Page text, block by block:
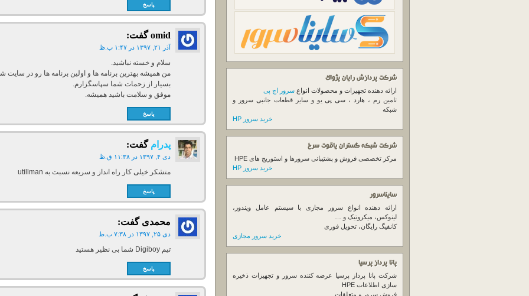
شرکت پردازش رایان پژواک
ارائه دهنده تجهیزات و محصولات انواع سرور اچ پی
تامین رم ، هارد ، سی پی یو و سایر قطعات جانبی سرور و
شبکه
خرید سرور HP
شرکت شبکه گستران یاقوت سرخ
مرکز تخصصی فروش و پشتیبانی سرورها و استوریج های HPE
خرید سرور HP
سایناسرور
ارائه دهنده انواع سرور مجازی با سیستم عامل ویندوز،
لینوکس، میکروتیک و …
کانفیگ رایگان، تحویل فوری
خرید سرور مجازی
پانا پرداز پرسیا
شرکت پانا پرداز پرسیا عرضه کننده سرور و تجهیزات ذخیره
سازی اطلاعات HPE
فروش سرور و متعلقات
پاسخ
omid گفت:
آذر ۲۱, ۱۳۹۷ در ۱:۴۷ ب.ظ
سلام و خسته نباشید.
من همیشه بهترین برنامه ها و اولین برنامه ها رو در سایت
بسیار از زحمات شما سپاسگزارم.
موفق و سلامت باشید همیشه.
پاسخ
پدرام گفت:
دی ۴, ۱۳۹۷ در ۱۱:۳۸ ق.ظ
متشکر خیلی کار راه انداز و سریعه نسبت به utillman
پاسخ
محمدی گفت:
دی ۲۵, ۱۳۹۷ در ۷:۳۸ ب.ظ
تیم Digiboy شما بی نظیر هستید
پاسخ